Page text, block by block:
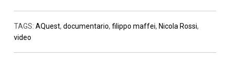
TAGS: AQuest, documentario, filippo maffei, Nicola Rossi,
video